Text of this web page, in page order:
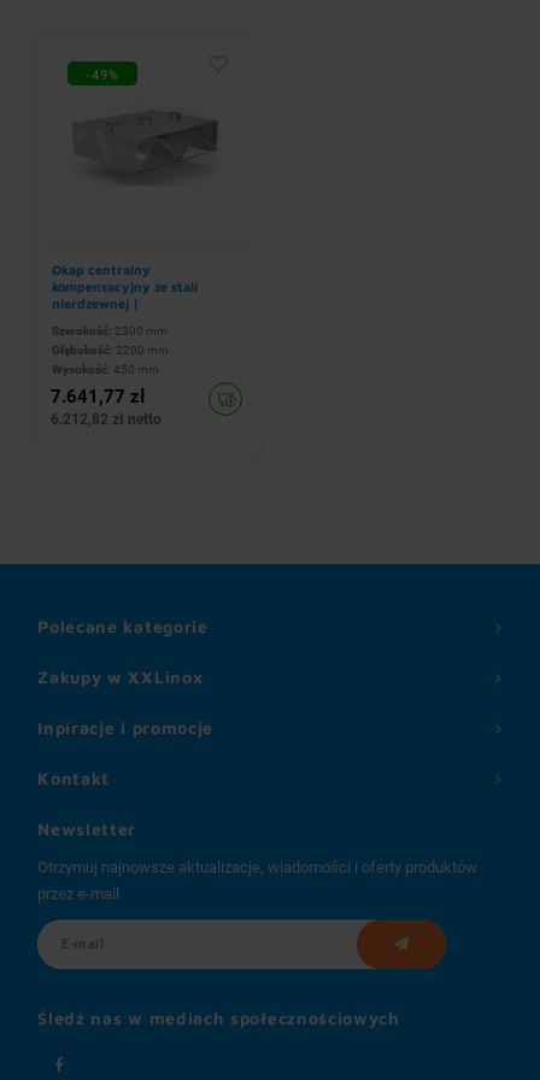
-49%
Okap centralny
kompensacyjny ze stali
nierdzewnej |
Szerokość: 2300 mm
Głębokość: 2200 mm
Wysokość: 450 mm
7.641,77 zł
6.212,82 zł netto
Zakupy w XXLinox
Inpiracje i promocje
Polecane kategorie
Kontakt
Newsletter
Otrzymuj najnowsze aktualizacje, wiadomości i oferty produktów
przez e-mail
Śledź nas w mediach społecznościowych